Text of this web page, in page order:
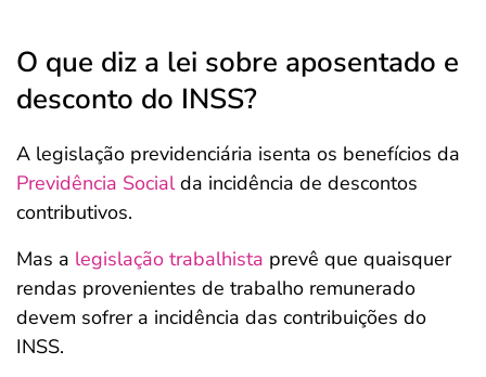
O que diz a lei sobre aposentado e
desconto do INSS?
A legislação previdenciária isenta os benefícios da
Previdência Socialda incidência de descontos
contributivos.
Mas a legislação trabalhista prevê que quaisquer
rendas provenientes de trabalho remunerado
devem sofrer a incidência das contribuições do
INSS.